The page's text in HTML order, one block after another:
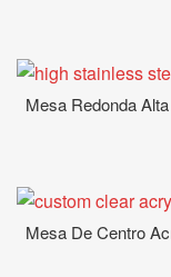
Mesa Redonda